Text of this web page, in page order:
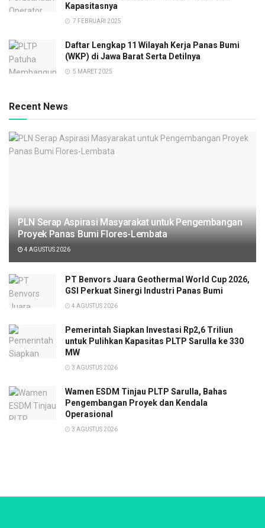
Kapasitasnya
7 FEBRUARI 2025
Daftar Lengkap 11 Wilayah Kerja Panas Bumi
(WKP) di Jawa Barat Serta Detilnya
5 MARET 2025
Recent News
PLN Serap Aspirasi Masyarakat untuk Pengembangan
Proyek Panas Bumi Flores-Lembata
4 AGUSTUS 2026
PT Benvors Juara Geothermal World Cup 2026,
GSI Perkuat Sinergi Industri Panas Bumi
4 AGUSTUS 2026
Pemerintah Siapkan Investasi Rp2,6 Triliun
untuk Pulihkan Kapasitas PLTP Sarulla ke 330
MW
3 AGUSTUS 2026
Wamen ESDM Tinjau PLTP Sarulla, Bahas
Pengembangan Proyek dan Kendala
Operasional
3 AGUSTUS 2026